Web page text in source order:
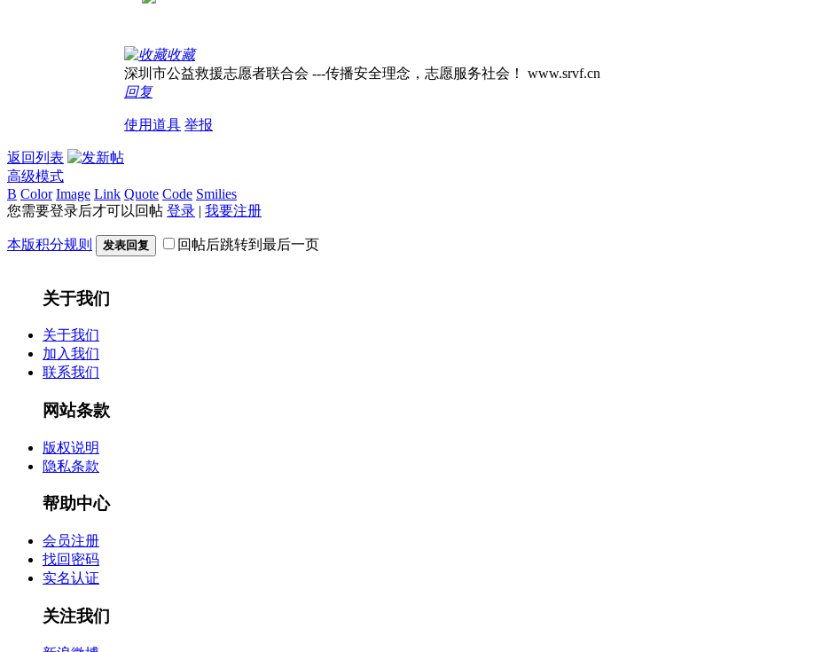
收藏
深圳市公益救援志愿者联合会 ---传播安全理念，志愿服务社会！ www.srvf.cn
回复
使用道具 举报
返回列表
高级模式
B Color Image Link Quote Code Smilies
您需要登录后才可以回帖 登录 | 我要注册
本版积分规则 发表回复 回帖后跳转到最后一页
关于我们
关于我们
加入我们
联系我们
网站条款
版权说明
隐私条款
帮助中心
会员注册
找回密码
实名认证
关注我们